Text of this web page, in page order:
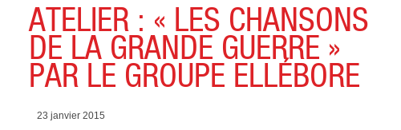
ATELIER : « LES CHANSONS
DE LA GRANDE GUERRE »
PAR LE GROUPE ELLÉBORE
23 janvier 2015